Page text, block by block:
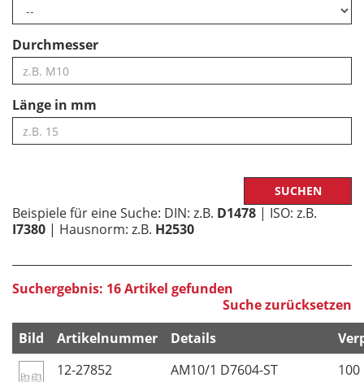
Durchmesser
Länge in mm
Beispiele für eine Suche: DIN: z.B. D1478 | ISO: z.B.
I7380 | Hausnorm: z.B. H2530
Suchergebnis: 16 Artikel gefunden
Suche zurücksetzen
Bild
Artikelnummer Details
12-27852
AM10/1 D7604-ST
100